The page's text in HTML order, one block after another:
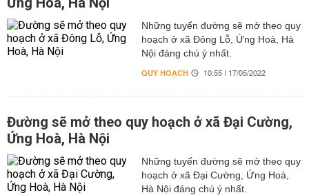
Những tuyến đường sẽ mở theo quy
hoạch ở xã Đông Lỗ, Ứng Hoà, Hà
Nội đáng chú ý nhất.
QUY HOẠCH 10:55 | 17/05/2022
Đường sẽ mở theo quy hoạch ở xã Đại Cường,
Ứng Hoà, Hà Nội
Những tuyến đường sẽ mở theo quy
hoạch ở xã Đại Cường, Ứng Hoà,
Hà Nội đáng chú ý nhất.